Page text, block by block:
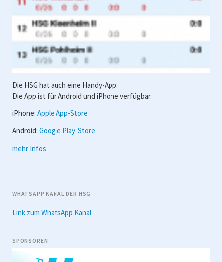
Die HSG hat auch eine Handy-App.
Die App ist für Android und iPhone verfügbar.
iPhone: Apple App-Store
Android: Google Play-Store
mehr Infos
WHATSAPP KANAL DER HSG
Link zum WhatsApp Kanal
SPONSOREN